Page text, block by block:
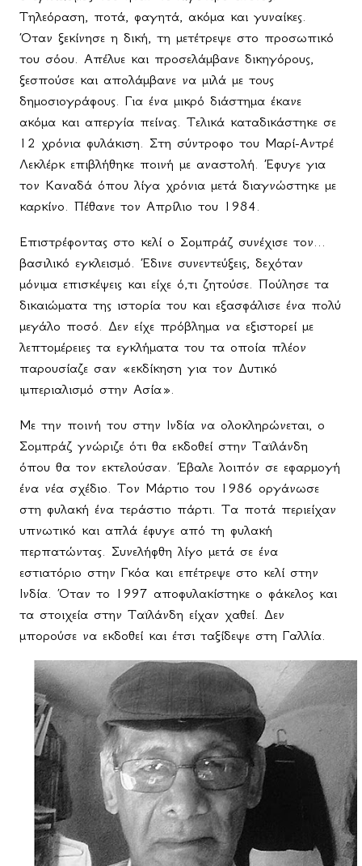
Τηλεόραση, ποτά, φαγητά, ακόμα και γυναίκες.
Όταν ξεκίνησε η δική, τη μετέτρεψε στο προσωπικό
του σόου. Απέλυε και προσελάμβανε δικηγόρους,
ξεσπούσε και απολάμβανε να μιλά με τους
δημοσιογράφους. Για ένα μικρό διάστημα έκανε
ακόμα και απεργία πείνας. Τελικά καταδικάστηκε σε
12 χρόνια φυλάκιση. Στη σύντροφο του Μαρί-Αντρέ
Λεκλέρκ επιβλήθηκε ποινή με αναστολή. Έφυγε για
τον Καναδά όπου λίγα χρόνια μετά διαγνώστηκε με
καρκίνο. Πέθανε τον Απρίλιο του 1984.
Επιστρέφοντας στο κελί ο Σομπράζ συνέχισε τον...
βασιλικό εγκλεισμό. Έδινε συνεντεύξεις, δεχόταν
μόνιμα επισκέψεις και είχε ό,τι ζητούσε. Πούλησε τα
δικαιώματα της ιστορία του και εξασφάλισε ένα πολύ
μεγάλο ποσό. Δεν είχε πρόβλημα να εξιστορεί με
λεπτομέρειες τα εγκλήματα του τα οποία πλέον
παρουσίαζε σαν «εκδίκηση για τον Δυτικό
ιμπεριαλισμό στην Ασία».
Με την ποινή του στην Ινδία να ολοκληρώνεται, ο
Σομπράζ γνώριζε ότι θα εκδοθεί στην Ταϊλάνδη
όπου θα τον εκτελούσαν. Έβαλε λοιπόν σε εφαρμογή
ένα νέα σχέδιο. Τον Μάρτιο του 1986 οργάνωσε
στη φυλακή ένα τεράστιο πάρτι. Τα ποτά περιείχαν
υπνωτικό και απλά έφυγε από τη φυλακή
περπατώντας. Συνελήφθη λίγο μετά σε ένα
εστιατόριο στην Γκόα και επέτρεψε στο κελί στην
Ινδία. Όταν το 1997 αποφυλακίστηκε ο φάκελος και
τα στοιχεία στην Ταϊλάνδη είχαν χαθεί. Δεν
μπορούσε να εκδοθεί και έτσι ταξίδεψε στη Γαλλία.